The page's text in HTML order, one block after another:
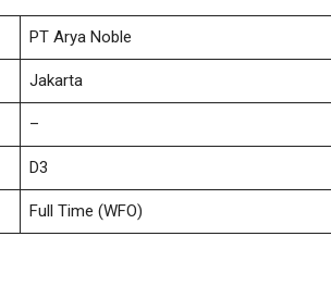
PT Arya Noble
Jakarta
–
D3
Full Time (WFO)